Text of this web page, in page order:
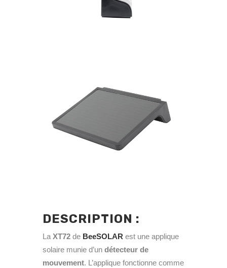
DESCRIPTION :
La XT72 de BeeSOLAR est une applique
solaire munie d’un détecteur de
mouvement. L’applique fonctionne comme